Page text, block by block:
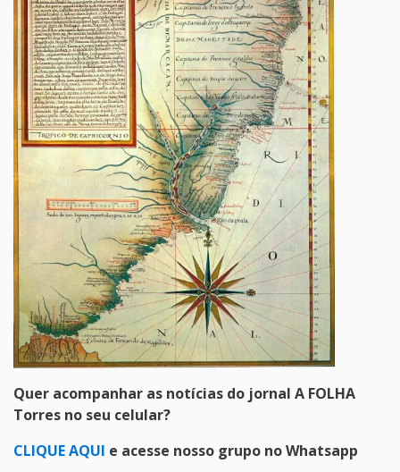
Quer acompanhar as notícias do jornal A FOLHA
Torres no seu celular?
CLIQUE AQUI e acesse nosso grupo no Whatsapp